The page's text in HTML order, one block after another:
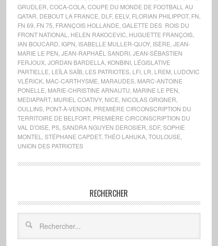
GRUDLER COCA-COLA, COUPE DU MONDE DE FOOTBALL AU
QATAR DEBOUT LA FRANCE DLF, EELV, FLORIAN PHILIPPOT, FN
FN 69 FN 75 FRANÇOIS HOLLANDE GALETTE DES ROIS DU
FRONT NATIONAL
HELEN RAKOCEVIC HUGUETTE FRANÇOIS,
IAN BOUCARD IGPN ISABELLE MULLER-QUOY, ISÈRE JEAN-
MARIE LE PEN JEAN-RAPHAËL SANDRI, JEAN-SÉBASTIEN
FERJOUX, JORDAN BARDELLA, KONBINI, LÉGISLATIVE
PARTIELLE LEÏLA SAÏB, LES PATRIOTES, LFI, LR LREM LUDOVIC
VLÉRICK, MAC-CARTHYSME MARAUDES, MARC-ANTOINE
PONELLE MARIE-CHRISTINE ARNAUTU MARINE LE PEN
MEDIAPART, MURIEL COATIVY, NICE NICOLAS GRIGNER
OULLINS, PONT-À-VENDIN PREMIÈRE CIRCONSCRIPTION DU
TERRITOIRE DE BELFORT, PREMIÈRE CIRCONSCRIPTION DU
VAL D'OISE PS, SANDRA NGUYEN DEROSIER SDF, SOPHIE
MONTEL
STÉPHANE CAPDET, THÉO LAHUKA, TOULOUSE
UNION DES PATRIOTES
RECHERCHER